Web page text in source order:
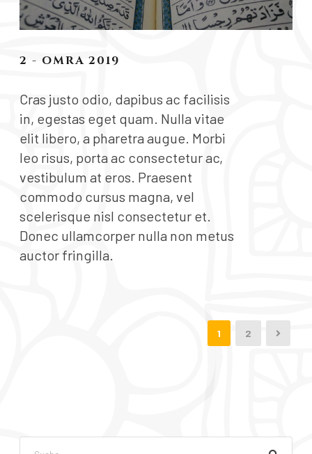
2 - OMRA 2019
Cras justo odio, dapibus ac facilisis
in, egestas eget quam. Nulla vitae
elit libero, a pharetra augue. Morbi
leo risus, porta ac consectetur ac,
vestibulum at eros. Praesent
commodo cursus magna, vel
scelerisque nisl consectetur et.
Donec ullamcorper nulla non metus
auctor fringilla.
1 2